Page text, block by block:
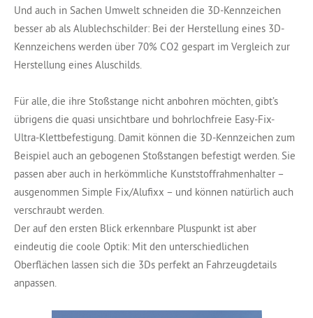
Und auch in Sachen Umwelt schneiden die 3D-Kennzeichen
besser ab als Alublechschilder: Bei der Herstellung eines 3D-
Kennzeichens werden über 70% CO2 gespart im Vergleich zur
Herstellung eines Aluschilds.
Für alle, die ihre Stoßstange nicht anbohren möchten, gibt’s
übrigens die quasi unsichtbare und bohrlochfreie Easy-Fix-
Ultra-Klettbefestigung. Damit können die 3D-Kennzeichen zum
Beispiel auch an gebogenen Stoßstangen befestigt werden. Sie
passen aber auch in herkömmliche Kunststoffrahmenhalter –
ausgenommen Simple Fix/Alufixx – und können natürlich auch
verschraubt werden.
Der auf den ersten Blick erkennbare Pluspunkt ist aber
eindeutig die coole Optik: Mit den unterschiedlichen
Oberflächen lassen sich die 3Ds perfekt an Fahrzeugdetails
anpassen.